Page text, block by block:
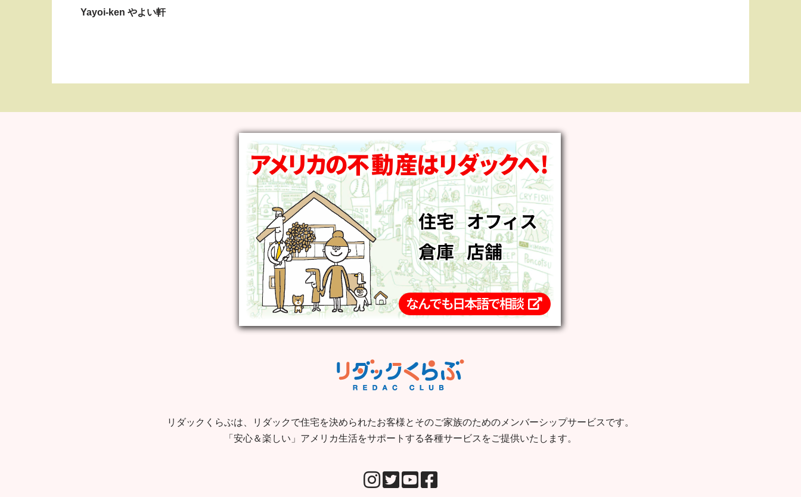
Yayoi-ken やよい軒
リダックくらぶは、リダックで住宅を決められたお客様とそのご家族のためのメンバーシップサービスです。
「安心＆楽しい」アメリカ生活をサポートする各種サービスをご提供いたします。